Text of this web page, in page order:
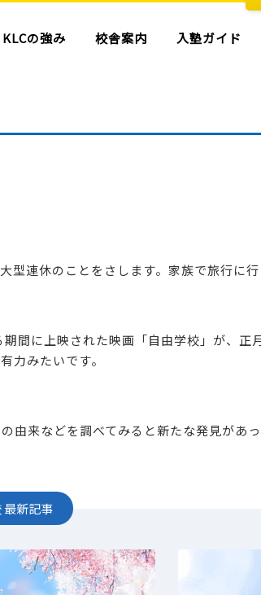
KLCの強み 校舎案内 入塾ガイド
連休のことをさします。家族で旅行に行
間に上映された映画「自由学校」が、正
力みたいです。
来などを調べてみると新たな発見があ
最新記事